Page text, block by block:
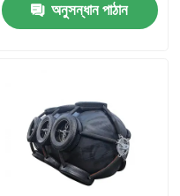
অনুসন্ধান পাঠান